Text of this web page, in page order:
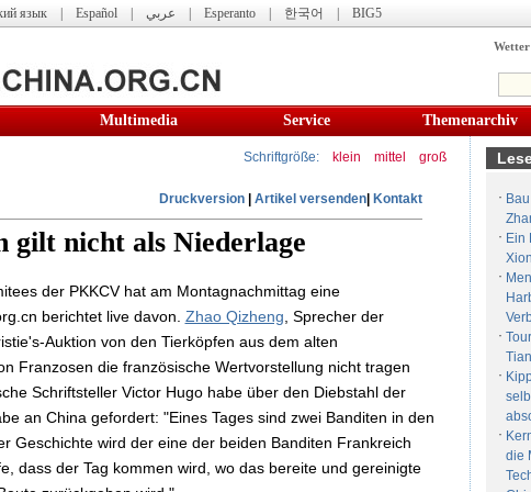
язык Español عربي Esperanto 한국어 BIG5
Wetter
Multimedia Service Themenarchiv
Schriftgröße: klein mittel groß
Druckversion Artikel versenden Kontakt
nicht als Niederlage
der PKKCV hat am Montagnachmittag eine
berichtet live davon. Zhao Qizheng , Sprecher der
Auktion von den Tierköpfen aus dem alten
Franzosen die französische Wertvorstellung nicht tragen
Schriftsteller Victor Hugo habe über den Diebstahl der
an China gefordert: "Eines Tages sind zwei Banditen in den
Geschichte wird der eine der beiden Banditen Frankreich
dass der Tag kommen wird, wo das bereite und gereinigte